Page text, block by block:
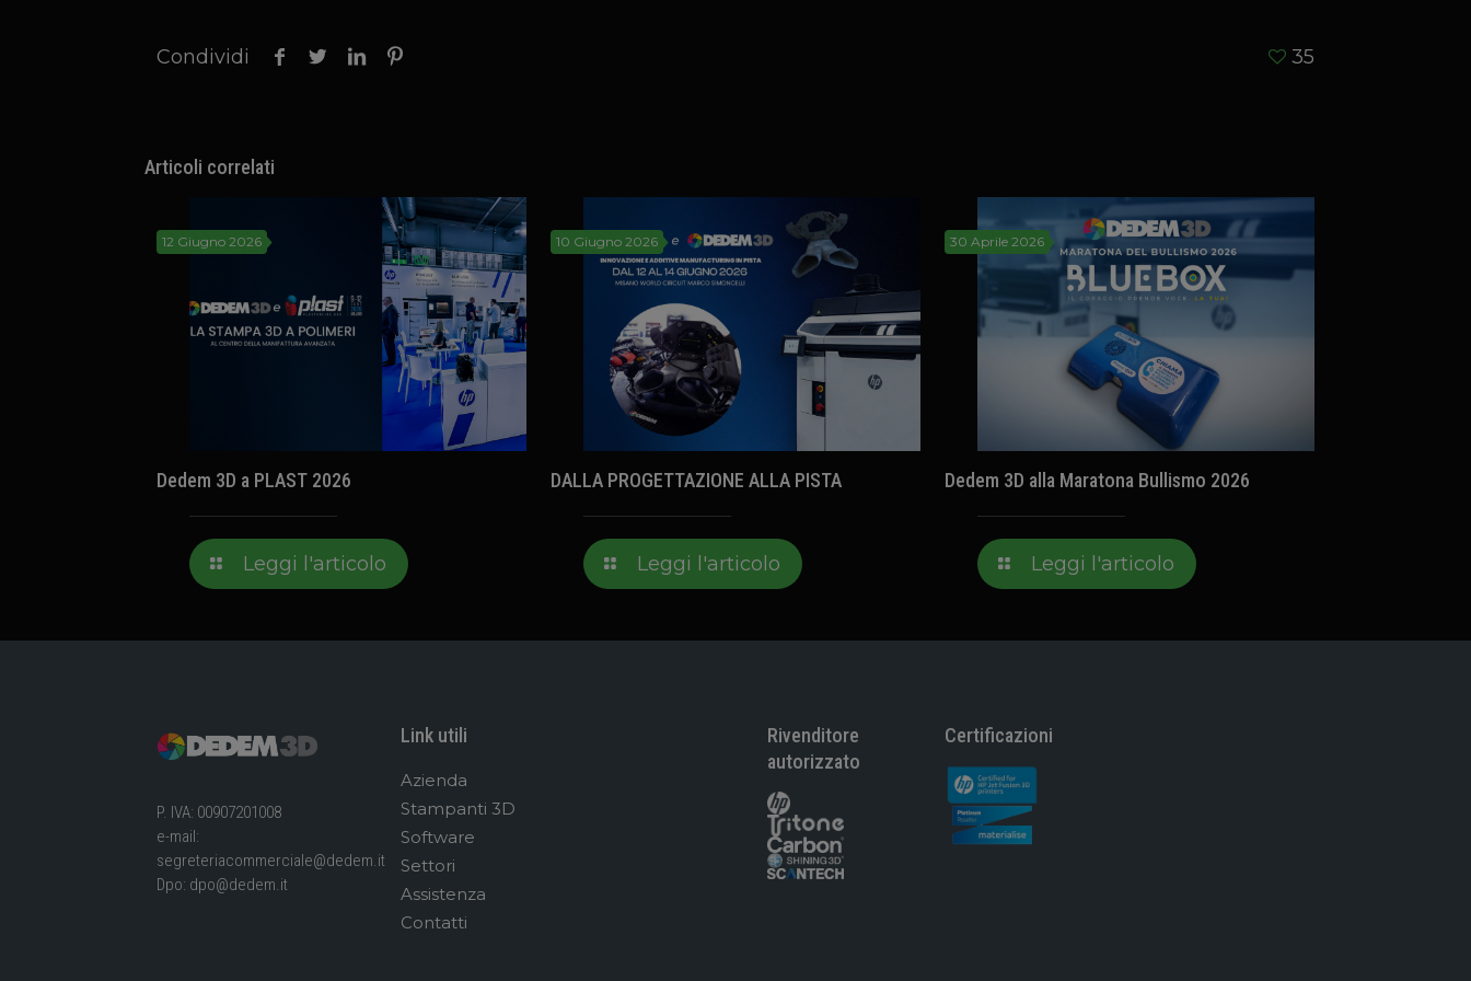
Condividi 35
Articoli correlati
12 Giugno 2026
Dedem 3D a PLAST 2026
Leggi l'articolo
10 Giugno 2026
DALLA PROGETTAZIONE ALLA PISTA
Leggi l'articolo
30 Aprile 2026
Dedem 3D alla Maratona Bullismo 2026
Leggi l'articolo
P. IVA: 00907201008
e-mail:
segreteriacommerciale@dedem.it
Dpo: dpo@dedem.it
Link utili
Azienda
Stampanti 3D
Software
Settori
Assistenza
Contatti
Rivenditore
autorizzato
Certificazioni